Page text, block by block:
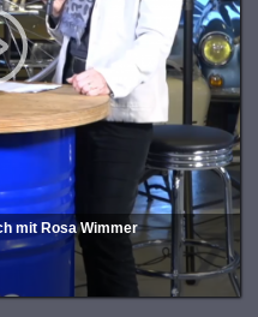
mit Rosa Wimmer